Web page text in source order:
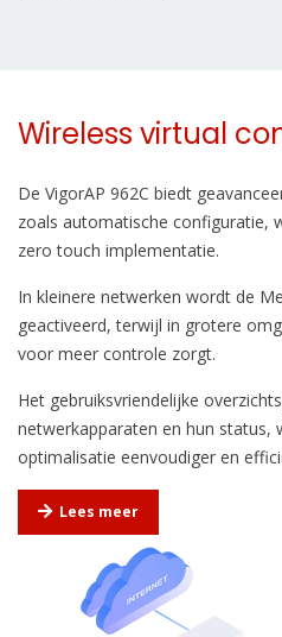
Wireless virtual
De VigorAP 962C biedt
zoals automatische configuratie,
zero touch implementatie.
In kleinere netwerken wordt de
geactiveerd, terwijl in grotere
voor meer controle zorgt.
Het gebruiksvriendelijke
netwerkapparaten en hun status,
optimalisatie eenvoudiger en
Lees meer